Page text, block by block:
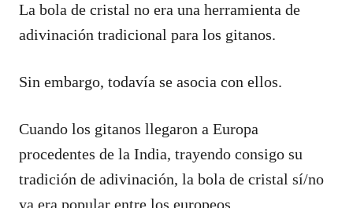
La bola de cristal no era una herramienta de
adivinación tradicional para los gitanos.
Sin embargo, todavía se asocia con ellos.
Cuando los gitanos llegaron a Europa
procedentes de la India, trayendo consigo su
tradición de adivinación, la bola de cristal sí/no
ya era popular entre los europeos.